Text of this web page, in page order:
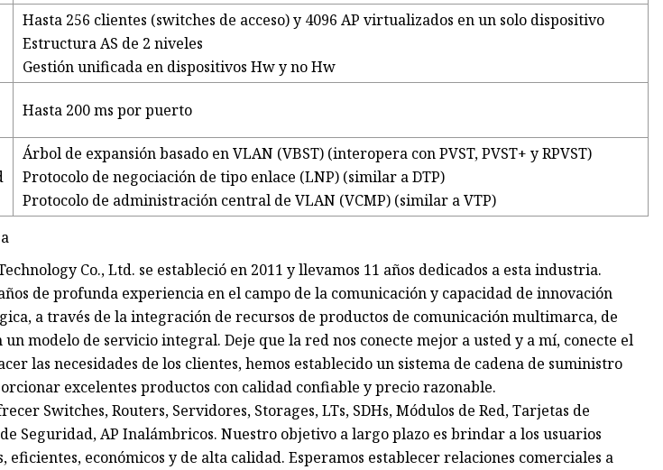
Hasta 256 clientes (switches de acceso) y 4096 AP virtualizados en un solo dispositivo
Estructura AS de 2 niveles
Gestión unificada en dispositivos Hw y no Hw
Hasta 200 ms por puerto
Árbol de expansión basado en VLAN (VBST) (interopera con PVST, PVST+ y RPVST)
Protocolo de negociación de tipo enlace (LNP) (similar a DTP)
Protocolo de administración central de VLAN (VCMP) (similar a VTP)
Co., Ltd. se estableció en 2011 y llevamos 11 años dedicados a esta industria.
de profunda experiencia en el campo de la comunicación y capacidad de innovación
a través de la integración de recursos de productos de comunicación multimarca, de
un modelo de servicio integral. Deje que la red nos conecte mejor a usted y a mí, conecte el
las necesidades de los clientes, hemos establecido un sistema de cadena de suministro
excelentes productos con calidad confiable y precio razonable.
Switches, Routers, Servidores, Storages, LTs, SDHs, Módulos de Red, Tarjetas de
Seguridad, AP Inalámbricos. Nuestro objetivo a largo plazo es brindar a los usuarios
eficientes, económicos y de alta calidad. Esperamos establecer relaciones comerciales a